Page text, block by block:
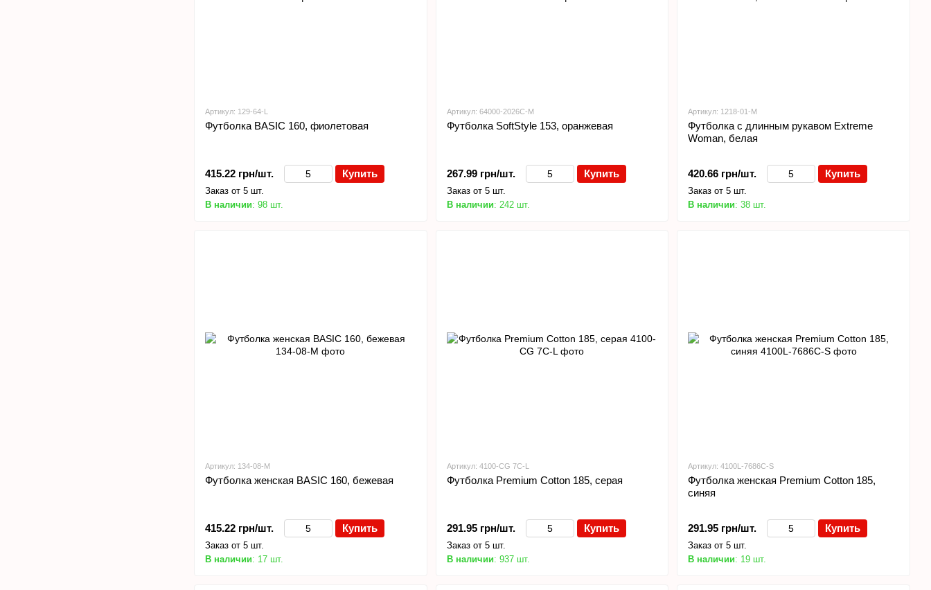
Артикул: 129-64-L
Футболка BASIC 160, фиолетовая
415.22 грн/шт. Купить
Заказ от 5 шт.
В наличии: 98 шт.
Артикул: 64000-2026C-M
Футболка SoftStyle 153, оранжевая
267.99 грн/шт. Купить
Заказ от 5 шт.
В наличии: 242 шт.
Артикул: 1218-01-M
Футболка с длинным рукавом Extreme
Woman, белая
420.66 грн/шт. Купить
Заказ от 5 шт.
В наличии: 38 шт.
Артикул: 134-08-M
Футболка женская BASIC 160, бежевая
415.22 грн/шт. Купить
Заказ от 5 шт.
В наличии: 17 шт.
Артикул: 4100-CG 7C-L
Футболка Premium Cotton 185, серая
291.95 грн/шт. Купить
Заказ от 5 шт.
В наличии: 937 шт.
Артикул: 4100L-7686C-S
Футболка женская Premium Cotton 185,
синяя
291.95 грн/шт. Купить
Заказ от 5 шт.
В наличии: 19 шт.